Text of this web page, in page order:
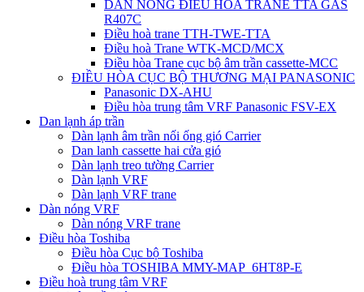
DÀN NÓNG ĐIỀU HÒA TRANE TTA GAS
R407C
Điều hoà trane TTH-TWE-TTA
Điều hoà Trane WTK-MCD/MCX
Điều hòa Trane cục bộ âm trần cassette-MCC
ĐIỀU HÒA CỤC BỘ THƯƠNG MẠI PANASONIC
Panasonic DX-AHU
Điều hòa trung tâm VRF Panasonic FSV-EX
Dan lạnh áp trần
Dàn lạnh âm trần nối ống gió Carrier
Dan lanh cassette hai cửa gió
Dàn lạnh treo tường Carrier
Dàn lạnh VRF
Dàn lạnh VRF trane
Dàn nóng VRF
Dàn nóng VRF trane
Điều hòa Toshiba
Điều hòa Cục bộ Toshiba
Điều hòa TOSHIBA MMY-MAP_6HT8P-E
Điều hoà trung tâm VRF